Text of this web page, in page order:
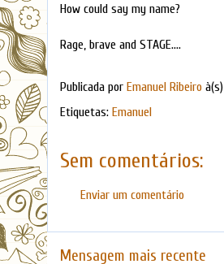
How could say my name?
Rage, brave and STAGE....
Publicada por Emanuel Ribeiro à(s)
Etiquetas: Emanuel
Sem comentários:
Enviar um comentário
Mensagem mais recente